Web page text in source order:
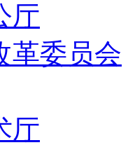
厅
革委员会
厅